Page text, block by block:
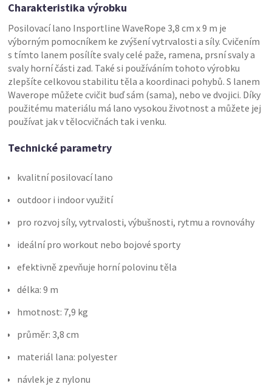
Charakteristika výrobku
Posilovací lano Insportline WaveRope 3,8 cm x 9 m je
výborným pomocníkem ke zvýšení vytrvalosti a síly. Cvičením
s tímto lanem posílíte svaly celé paže, ramena, prsní svaly a
svaly horní části zad. Také si používáním tohoto výrobku
zlepšíte celkovou stabilitu těla a koordinaci pohybů. S lanem
Waverope můžete cvičit buď sám (sama), nebo ve dvojici. Díky
použitému materiálu má lano vysokou životnost a můžete jej
používat jak v tělocvičnách tak i venku.
Technické parametry
kvalitní posilovací lano
outdoor i indoor využití
pro rozvoj síly, vytrvalosti, výbušnosti, rytmu a rovnováhy
ideální pro workout nebo bojové sporty
efektivně zpevňuje horní polovinu těla
délka: 9 m
hmotnost: 7,9 kg
průměr: 3,8 cm
materiál lana: polyester
návlek je z nylonu